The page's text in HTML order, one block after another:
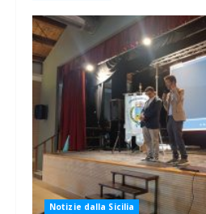
Notizie dalla Sicilia